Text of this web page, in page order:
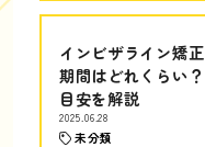
インビザライン矯正
期間はどれくらい？
目安を解説
2025.06.28
未分類